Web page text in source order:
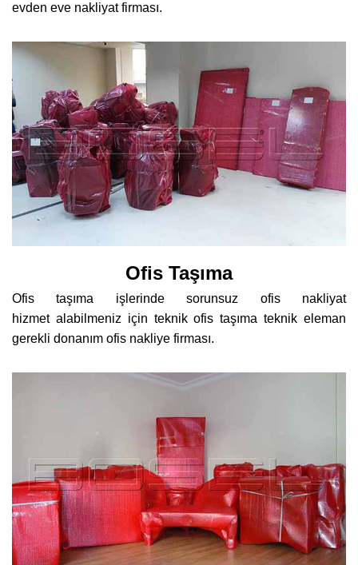
evden eve nakliyat firması.
Ofis Taşıma
Ofis taşıma işlerinde sorunsuz ofis nakliyat
hizmet alabilmeniz için teknik ofis taşıma teknik eleman
gerekli donanım ofis nakliye firması.